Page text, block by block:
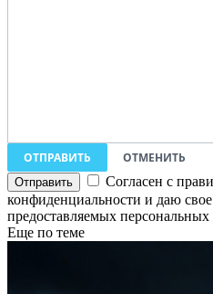
ОТПРАВИТЬ
ОТМЕНИТЬ
Согласен с
конфиденциальности и даю свое
предоставляемых
Еще по теме